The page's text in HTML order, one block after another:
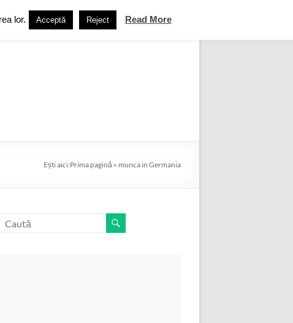
Facebook Termeni și condiții
Ești aici:Prima pagină » munca in Germania
lor. Acceptă Reject Read More